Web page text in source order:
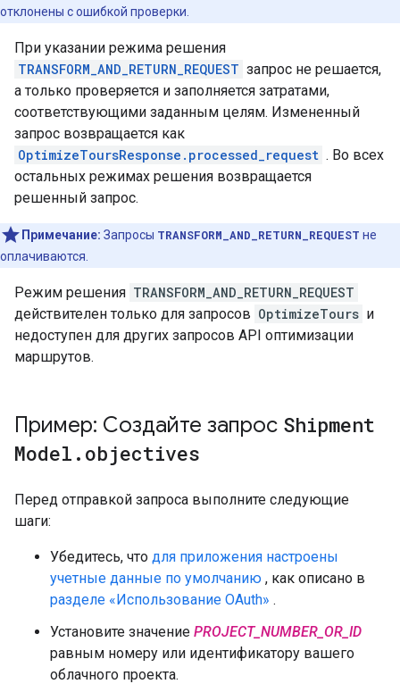
отклонены с ошибкой проверки.
При указании режима решения
TRANSFORM_AND_RETURN_REQUEST запрос не решается,
а только проверяется и заполняется затратами,
соответствующими заданным целям. Измененный
запрос возвращается как
OptimizeToursResponse.processed_request . Во всех
остальных режимах решения возвращается
решенный запрос.
Примечание: Запросы TRANSFORM_AND_RETURN_REQUEST не
оплачиваются.
Режим решения TRANSFORM_AND_RETURN_REQUEST
действителен только для запросов OptimizeTours и
недоступен для других запросов API оптимизации
маршрутов.
Пример: Создайте запрос Shipment
Model . objectives
Перед отправкой запроса выполните следующие
шаги:
Убедитесь, что для приложения настроены
учетные данные по умолчанию , как описано в
разделе «Использование OAuth» .
Установите значение PROJECT_NUMBER_OR_ID
равным номеру или идентификатору вашего
облачного проекта.